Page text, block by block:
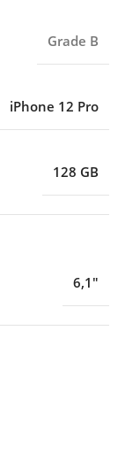
Grade B
iPhone 12 Pro
128 GB
6,1″